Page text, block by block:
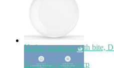
Набор тарелок with bite,
Быстрый просмотр